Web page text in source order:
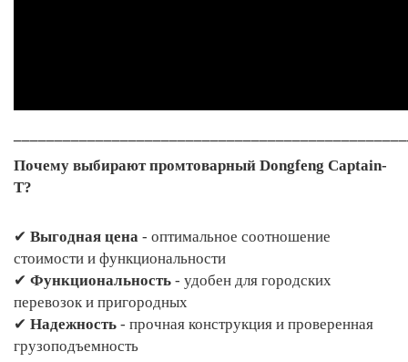
Почему выбирают промтоварный Dongfeng Captain-
T?
✔ Выгодная цена - оптимальное соотношение
стоимости и функциональности
✔ Функциональность - удобен для городских
перевозок и пригородных
✔ Надежность - прочная конструкция и проверенная
грузоподъемность